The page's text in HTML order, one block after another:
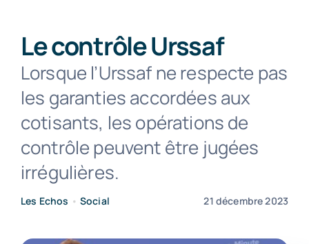
Nos métiers
Actualités
Le contrôle Urssaf
Lorsque l’Urssaf ne respecte pas
les garanties accordées aux
cotisants, les opérations de
contrôle peuvent être jugées
irrégulières.
Les Echos • Social 21 décembre 2023